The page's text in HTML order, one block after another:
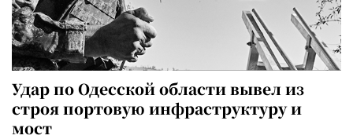
Удар по Одесской области вывел из
строя портовую инфраструктуру и
мост